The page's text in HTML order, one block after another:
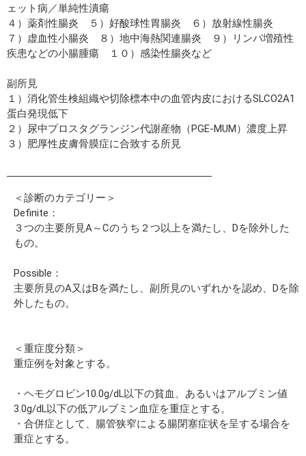
ェット病／単純性潰瘍
４）薬剤性腸炎 ５）好酸球性胃腸炎 ６）放射線性腸炎
７）虚血性小腸炎 ８）地中海熱関連腸炎 ９）リンパ増殖性
疾患などの小腸腫瘍 １０）感染性腸炎など
副所見
１）消化管生検組織や切除標本中の血管内皮におけるSLCO2A1
蛋白発現低下
２）尿中プロスタグランジン代謝産物（PGE-MUM）濃度上昇
３）肥厚性皮膚骨膜症に合致する所見
＜診断のカテゴリー＞
Definite：
３つの主要所見A～Cのうち２つ以上を満たし、Dを除外した
もの。
Possible：
主要所見のA又はBを満たし、副所見のいずれかを認め、Dを除
外したもの。
＜重症度分類＞
重症例を対象とする。
・ヘモグロビン10.0g/dL以下の貧血、あるいはアルブミン値
3.0g/dL以下の低アルブミン血症を重症とする。
・合併症として、腸管狭窄による腸閉塞症状を呈する場合を
重症とする。